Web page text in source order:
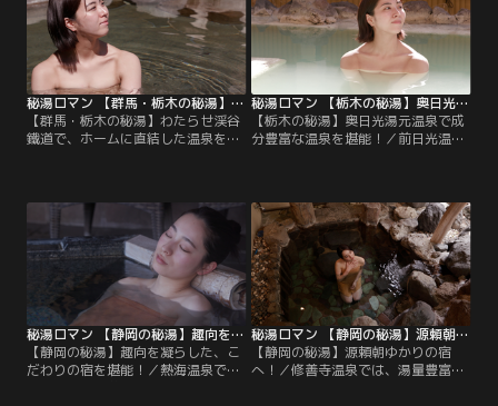
は、400年守り抜かれてきた白濁の
お湯を満喫します。
験。標高1200mの秘湯、七味温泉で
は、トンネルを抜けた先の洞窟風呂
に出会いました。
秘湯ロマン 【群馬・栃木の秘湯】わたらせ渓谷鐵道で、ホームに直結した温泉を堪能！
【群馬・栃木の秘湯】わたらせ渓谷
鐵道で、ホームに直結した温泉を堪
た駅には、ホームに直結した温泉
が！足尾温泉では、標高800mの絶
景を眺めながら湯あみを楽しみまし
た。
秘湯ロマン 【栃木の秘湯】奥日光湯元温泉で成分豊富な温泉を堪能！
【栃木の秘湯】奥日光湯元温泉で成
分豊富な温泉を堪能！／前日光温泉
独り占めしました。奥日光湯元温泉
では、開湯から1200年以上続く白濁
の硫黄泉を楽しみ、お寺の中にある
珍しいお風呂も体験しました。
秘湯ロマン 【静岡の秘湯】趣向を凝らした、こだわりの宿を堪能！
【静岡の秘湯】趣向を凝らした、こ
だわりの宿を堪能！／熱海温泉で
秘湯ロマン 【静岡の秘湯】源頼朝ゆかりの宿へ！
【静岡の秘湯】源頼朝ゆかりの宿
へ！／修善寺温泉では、湯量豊富な